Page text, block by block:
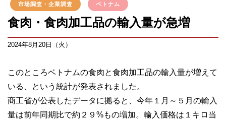
市場調査・企業調査 ベトナム
食肉・食肉加工品の輸入量が急増
2024年8月20日（火）
このところベトナムの食肉と食肉加工品の輸入量が増えて
いる、という統計が発表されました。
商工省が公表したデータに拠ると、今年１月～５月の輸入
量は前年同期比で約２９%もの増加。輸入価格は１キロ当